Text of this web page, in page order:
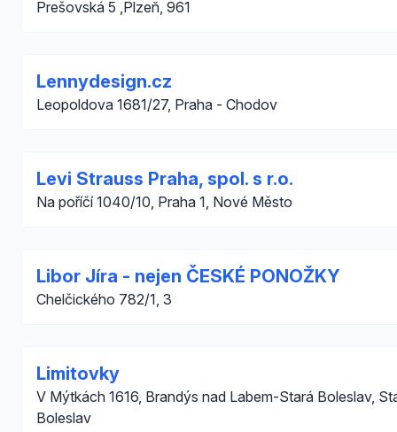
Prešovská 5 ,Plzeň, 961
Lennydesign.cz
Leopoldova 1681/27, Praha - Chodov
Levi Strauss Praha, spol. s r.o.
Na poříčí 1040/10, Praha 1, Nové Město
Libor Jíra - nejen ČESKÉ PONOŽKY
Chelčického 782/1, 3
Limitovky
V Mýtkách 1616, Brandýs nad Labem-Stará Boleslav,
Boleslav